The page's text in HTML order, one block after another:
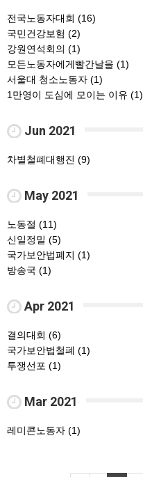
전국노동자대회 (16)
국민건강보험 (2)
강원연석회의 (1)
모든노동자에게빨간날을 (1)
서울대 청소노동자 (1)
1만영이 도심에 모이는 이유 (1)
Jun 2021
차별철폐대행진 (9)
May 2021
노동절 (11)
신일정밀 (5)
국가보안법폐지 (1)
방송국 (1)
Apr 2021
결의대회 (6)
국가보안법철폐 (1)
투쟁선포 (1)
Mar 2021
레미콘노동자 (1)